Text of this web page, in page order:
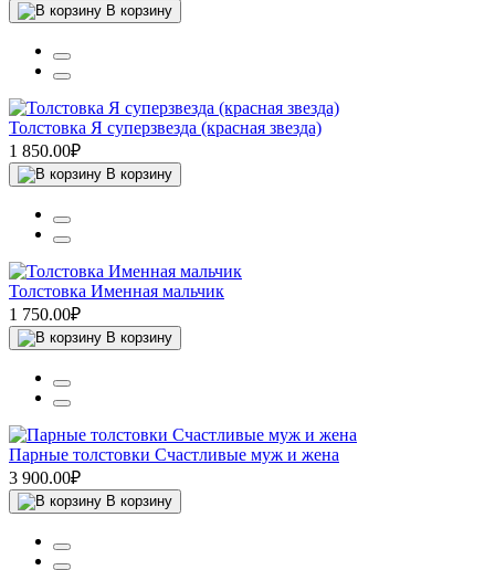
В корзину
Толстовка Я суперзвезда (красная звезда)
1 850.00₽
В корзину
Толстовка Именная мальчик
1 750.00₽
В корзину
Парные толстовки Счастливые муж и жена
3 900.00₽
В корзину